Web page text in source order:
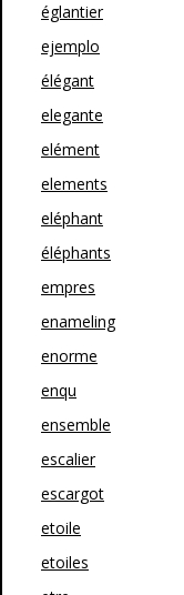
églantier
ejemplo
élégant
elegante
elément
elements
eléphant
éléphants
empres
enameling
enorme
enqu
ensemble
escalier
escargot
etoile
etoiles